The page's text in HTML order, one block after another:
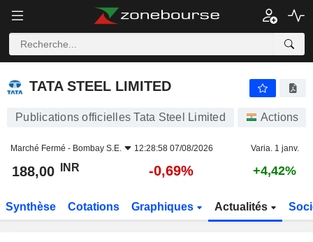
TATA STEEL LIMITED
TATA STEEL LIMITED
Publications officielles Tata Steel Limited Actions
Marché Fermé - Bombay S.E. 12:28:58 07/08/2026 Varia. 1 janv.
188,00 INR -0,69% +4,42%
Synthèse Cotations Graphiques Actualités